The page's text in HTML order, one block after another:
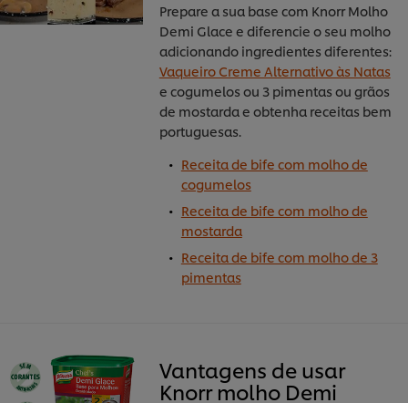
Prepare a sua base com Knorr Molho
Demi Glace e diferencie o seu molho
adicionando ingredientes diferentes:
Vaqueiro Creme Alternativo às Natas
e cogumelos ou 3 pimentas ou grãos
de mostarda e obtenha receitas bem
portuguesas.
Receita de bife com molho de
cogumelos
Receita de bife com molho de
mostarda
Receita de bife com molho de 3
pimentas
Vantagens de usar
Knorr molho Demi